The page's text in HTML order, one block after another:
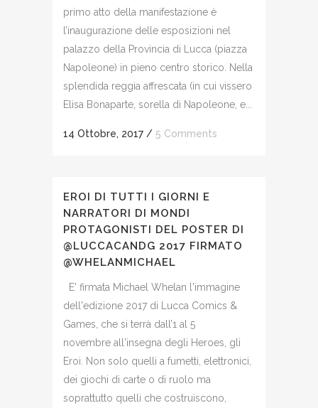
primo atto della manifestazione è
l’inaugurazione delle esposizioni nel
palazzo della Provincia di Lucca (piazza
Napoleone) in pieno centro storico. Nella
splendida reggia affrescata (in cui vissero
Elisa Bonaparte, sorella di Napoleone, e...
14 Ottobre, 2017 / 5 Comments
EROI DI TUTTI I GIORNI E
NARRATORI DI MONDI
PROTAGONISTI DEL POSTER DI
@LUCCACANDG 2017 FIRMATO
@WHELANMICHAEL
E' firmata Michael Whelan l'immagine
dell'edizione 2017 di Lucca Comics &
Games, che si terrà dall’1 al 5
novembre all'insegna degli Heroes, gli
Eroi. Non solo quelli a fumetti, elettronici,
dei giochi di carte o di ruolo ma
soprattutto quelli che costruiscono,